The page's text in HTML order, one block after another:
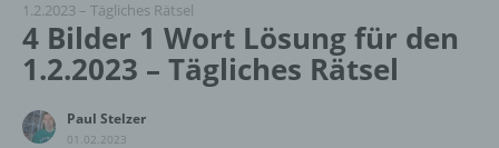
1.2.2023 – Tägliches Rätsel
4 Bilder 1 Wort Lösung für den
1.2.2023 – Tägliches Rätsel
Paul Stelzer
01.02.2023